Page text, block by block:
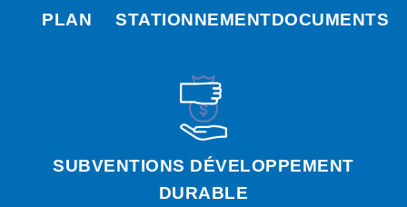
PLAN STATIONNEMENTDOCUMENTS
SUBVENTIONS DÉVELOPPEMENT
DURABLE